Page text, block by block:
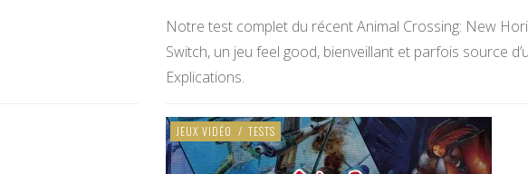
Notre test complet du récent Animal Crossing: New
Switch, un jeu feel good, bienveillant et parfois source
Explications.
JEUX VIDÉO / TESTS